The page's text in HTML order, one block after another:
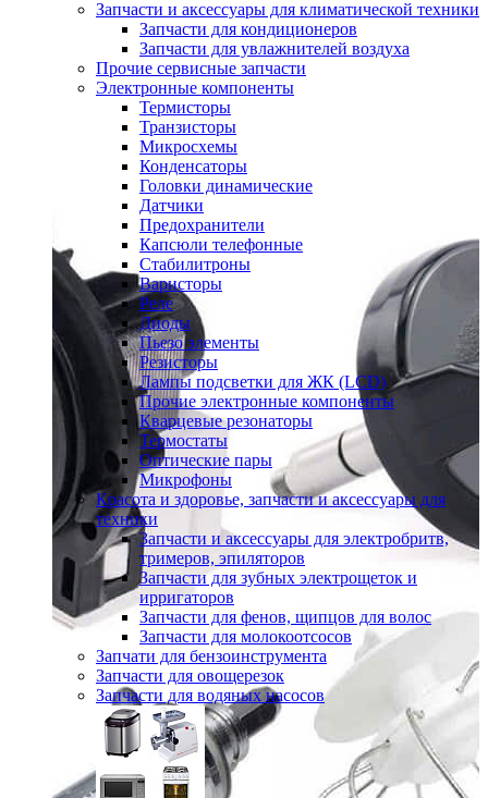
Запчасти и аксессуары для климатической техники
Запчасти для кондиционеров
Запчасти для увлажнителей воздуха
Прочие сервисные запчасти
Электронные компоненты
Термисторы
Транзисторы
Микросхемы
Конденсаторы
Головки динамические
Датчики
Предохранители
Капсюли телефонные
Стабилитроны
Варисторы
Реле
Диоды
Пьезо элементы
Резисторы
Лампы подсветки для ЖК (LCD)
Прочие электронные компоненты
Кварцевые резонаторы
Термостаты
Оптические пары
Микрофоны
Красота и здоровье, запчасти и аксессуары для
техники
Запчасти и аксессуары для электробритв,
тримеров, эпиляторов
Запчасти для зубных электрощеток и
ирригаторов
Запчасти для фенов, щипцов для волос
Запчасти для молокоотсосов
Запчати для бензоинструмента
Запчасти для овощерезок
Запчасти для водяных насосов